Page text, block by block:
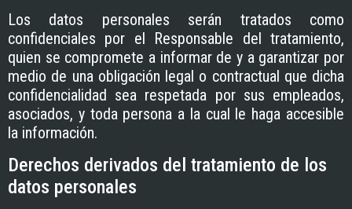
Los datos personales serán tratados como
confidenciales por el Responsable del tratamiento,
quien se compromete a informar de y a garantizar por
medio de una obligación legal o contractual que dicha
confidencialidad sea respetada por sus empleados,
asociados, y toda persona a la cual le haga accesible
la información.
Derechos derivados del tratamiento de los
datos personales